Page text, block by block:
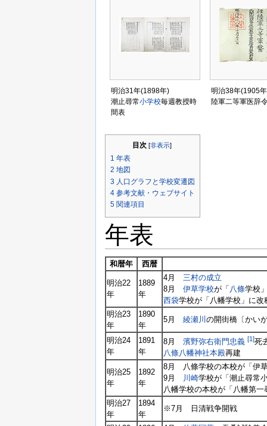
明治31年(1898年)
潮止尋常小学校毎週教授時
間表
明治38年(1905
陸軍二等軍医辞
目次[非表示]
1 年表
2 地図
3 人口グラフと学校変遷図
4 参考文献・ウェブサイト
5 関連項目
年表
和暦年 西暦
明治22
年
1889
年
4月 三村の成立
8月 伊草学校が「 八條学校
西袋学校が「八幡学校」に改
明治23
年
1890
年
5月 綾瀬川 の開街橋〔かい
明治24
年
1891
年
8月 濱野弥右衛門忠義 [1]死
八條八幡神社本殿再建
明治25
年
1892
年
8月 八條学校の本校が「伊
9月
川崎学校が「潮止尋常
八幡学校の本校が「八幡第
明治27
年
1894
年
※7月 日清戦争開戦